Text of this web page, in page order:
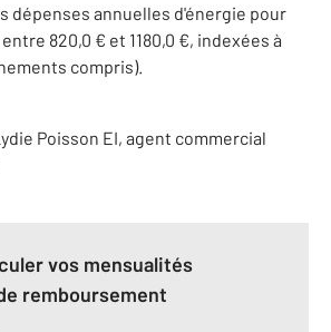
dépenses annuelles d'énergie pour
820,0 € et 1180,0 €, indexées à
compris).
Poisson EI, agent commercial
vos mensualités
remboursement